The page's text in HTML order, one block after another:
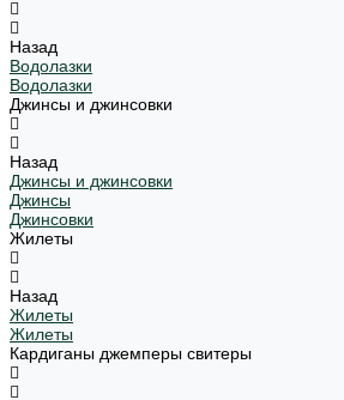
Назад
Водолазки
Водолазки
Джинсы и джинсовки
Назад
Джинсы и джинсовки
Джинсы
Джинсовки
Жилеты
Назад
Жилеты
Жилеты
Кардиганы джемперы свитеры